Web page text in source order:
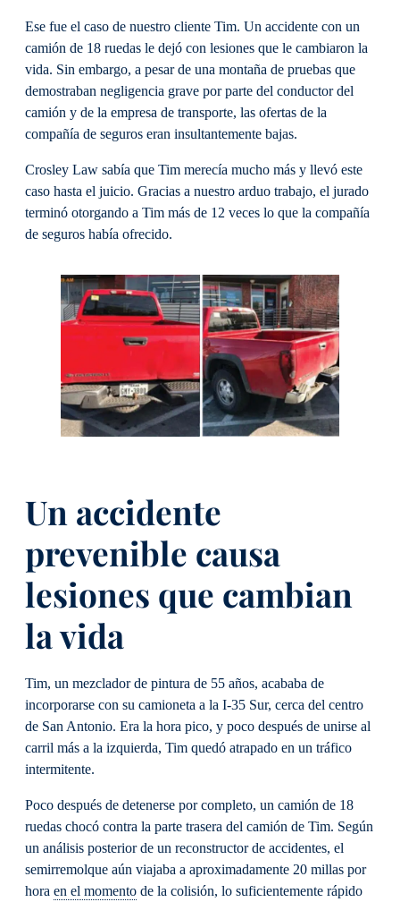
Ese fue el caso de nuestro cliente Tim. Un accidente con un
camión de 18 ruedas le dejó con lesiones que le cambiaron la
vida. Sin embargo, a pesar de una montaña de pruebas que
demostraban negligencia grave por parte del conductor del
camión y de la empresa de transporte, las ofertas de la
compañía de seguros eran insultantemente bajas.
Crosley Law sabía que Tim merecía mucho más y llevó este
caso hasta el juicio. Gracias a nuestro arduo trabajo, el jurado
terminó otorgando a Tim más de 12 veces lo que la compañía
de seguros había ofrecido.
Un accidente
prevenible causa
lesiones que cambian
la vida
Tim, un mezclador de pintura de 55 años, acababa de
incorporarse con su camioneta a la I-35 Sur, cerca del centro
de San Antonio. Era la hora pico, y poco después de unirse al
carril más a la izquierda, Tim quedó atrapado en un tráfico
intermitente.
Poco después de detenerse por completo, un camión de 18
ruedas chocó contra la parte trasera del camión de Tim. Según
un análisis posterior de un reconstructor de accidentes, el
semirremolque aún viajaba a aproximadamente 20 millas por
hora en el momento de la colisión, lo suficientemente rápido